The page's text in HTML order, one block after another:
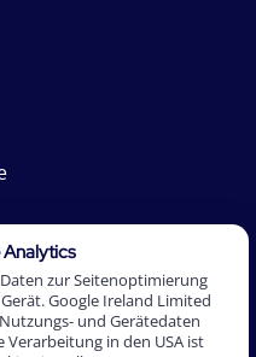
Links sind mit einem
zur Seitenoptimierung
Google Ireland Limited
und Gerätedaten
in den USA ist